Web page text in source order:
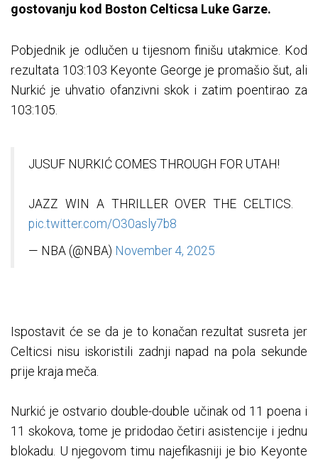
gostovanju kod Boston Celticsa Luke Garze.
Pobjednik je odlučen u tijesnom finišu utakmice. Kod
rezultata 103:103 Keyonte George je promašio šut, ali
Nurkić je uhvatio ofanzivni skok i zatim poentirao za
103:105.
JUSUF NURKIĆ COMES THROUGH FOR UTAH!
JAZZ WIN A THRILLER OVER THE CELTICS.
pic.twitter.com/O30asly7b8
— NBA (@NBA) November 4, 2025
Ispostavit će se da je to konačan rezultat susreta jer
Celticsi nisu iskoristili zadnji napad na pola sekunde
prije kraja meča.
Nurkić je ostvario double-double učinak od 11 poena i
11 skokova, tome je pridodao četiri asistencije i jednu
blokadu. U njegovom timu najefikasniji je bio Keyonte